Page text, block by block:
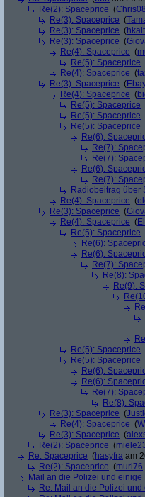
Re(2): Spaceprice (
Re(3): Spaceprice (
Re(3): Spaceprice (hkalt
Re(3): Spaceprice (
Re(4): Spaceprice (
Re(5): Spaceprice
Re(4): Spaceprice (
Re(3): Spaceprice (
Re(4): Spaceprice (
Re(5): Spaceprice
Re(5): Spaceprice
Re(5): Spaceprice
Re(6):
Re(7):
Re(7):
Re(6):
Re(7):
Radiobeitrag über
Re(4): Spaceprice (
Re(3): Spaceprice (
Re(4): Spaceprice (
Re(5): Spaceprice
Re(6):
Re(6):
Re(7):
Re(8):
Re(9):
Re(5): Spaceprice
Re(5): Spaceprice
Re(6):
Re(6):
Re(7):
Re(8):
Re(3): Spaceprice (
Re(4): Spaceprice (
Re(3): Spaceprice (
Re(2): Spaceprice (
Re: Spaceprice (hasyfra am
Re(2): Spaceprice (muri76
Mail an die Polizei und
Re: Mail an die Polizei